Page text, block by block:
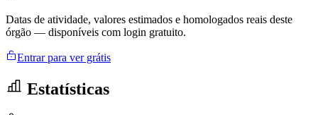
Datas de atividade, valores estimados e homologados reais deste
órgão — disponíveis com login gratuito.
Entrar para ver grátis
Estatísticas